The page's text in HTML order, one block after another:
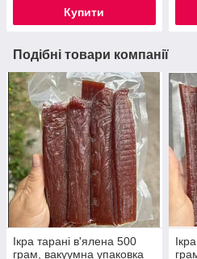
Купити
Подібні товари компанії
Ікра тарані в'ялена 500
грам, вакуумна упаковка